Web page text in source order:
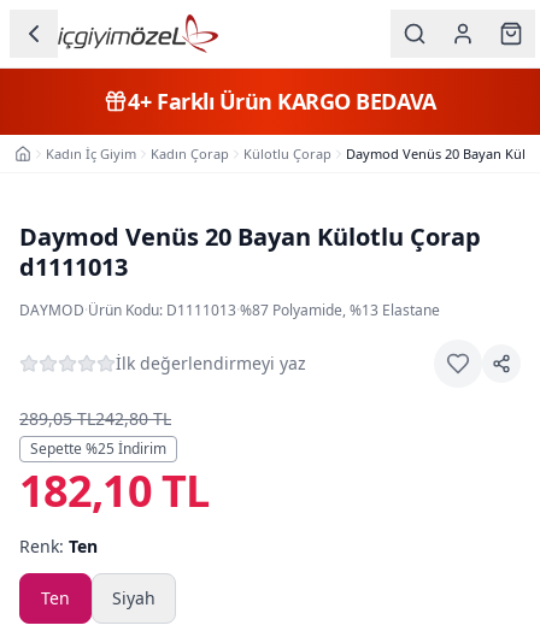
Kategorileri
Çocuk
Beden
Markalar
Plaj & Mayo
Yazlık Pijama
4+Farklı Ürün KARGO BEDAVA
Ana SayfaKadın İç Giyim Kadın Çorap Külotlu Çorap Daymod Venüs 20 Bayan
Daymod Venüs 20 Bayan Külotlu Çorap
d1111013
DAYMOD·Ürün Kodu: D1111013·%87 Polyamide, %13 Elastane
İlk değerlendirmeyi yaz
289,05 TL242,80 TL
Sepette %25 İndirim
182,10 TL
Renk: Ten
Ten Siyah